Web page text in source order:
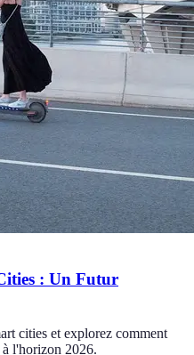
: Un Futur
cities et explorez comment
l'horizon 2026.